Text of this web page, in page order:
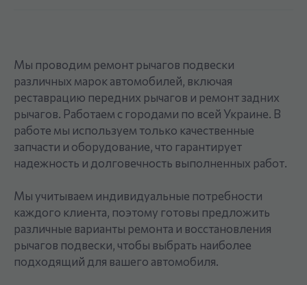
Мы проводим ремонт рычагов подвески
различных марок автомобилей, включая
реставрацию передних рычагов и ремонт задних
рычагов. Работаем с городами по всей Украине. В
работе мы используем только качественные
запчасти и оборудование, что гарантирует
надежность и долговечность выполненных работ.
Мы учитываем индивидуальные потребности
каждого клиента, поэтому готовы предложить
различные варианты ремонта и восстановления
рычагов подвески, чтобы выбрать наиболее
подходящий для вашего автомобиля.